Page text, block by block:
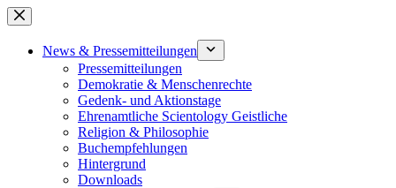
Zum
Inhalt
springenNews & Pressemitteilungen
Pressemitteilungen
Demokratie & Menschenrechte
Gedenk- und Aktionstage
Ehrenamtliche Scientology Geistliche
Religion & Philosophie
Buchempfehlungen
Hintergrund
Downloads